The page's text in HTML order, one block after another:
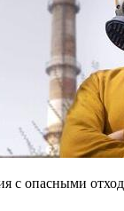
с опасными